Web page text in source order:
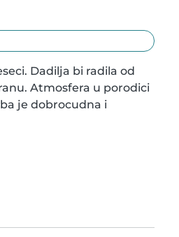
Dadilja bi radila od
Atmosfera u porodici
je dobrocudna i